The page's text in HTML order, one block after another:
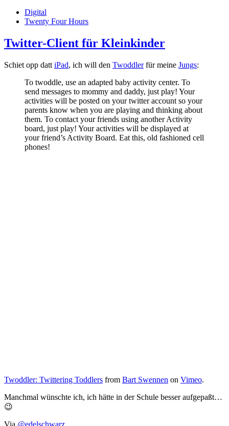
Digital
Twenty Four Hours
Twitter-Client für Kleinkinder
Schiet opp datt iPad, ich will den Twoddlerfür meine Jungs:
To twoddle, use an adapted baby activity center. To
send messages to mommy and daddy, just play! Your
activities will be posted on your twitter account so your
parents know when you are playing and thinking about
them. To contact your friends using another Activity
board, just play! Your activities will be displayed at
your friend’s Activity Board. Eat this, old fashioned cell
phones!
Twoddler: Twittering Toddlers from Bart Swennen on Vimeo.
Manchmal wünschte ich, ich hätte in der Schule besser aufgepaßt…
😉
Via @edelschwarz